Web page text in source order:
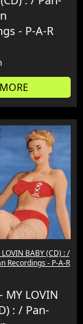
- P-A-R
MORE
BABY (CD) : /
Recordings - P-A-R
MY LOVIN
: / Pan-